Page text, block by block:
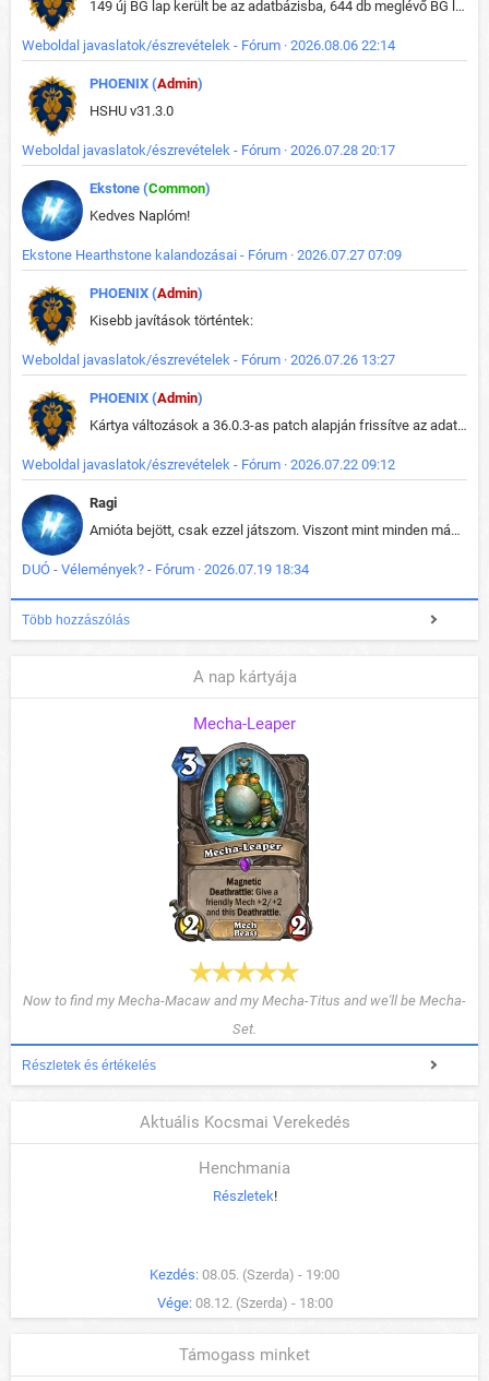
149 új BG lap került be az adatbázisba, 644 db meglévő BG lap módosult, bekerültek az új képek a megváltozott lapokhoz is.
Weboldal javaslatok/észrevételek - Fórum · 2026.08.06 22:14
PHOENIX (Admin)
HSHU v31.3.0
Weboldal javaslatok/észrevételek - Fórum · 2026.07.28 20:17
Ekstone (Common)
Kedves Naplóm!
Ekstone Hearthstone kalandozásai - Fórum · 2026.07.27 07:09
PHOENIX (Admin)
Kisebb javítások történtek:
Weboldal javaslatok/észrevételek - Fórum · 2026.07.26 13:27
PHOENIX (Admin)
Kártya változások a 36.0.3-as patch alapján frissítve az adatbázisban (képek is cserélve).
Weboldal javaslatok/észrevételek - Fórum · 2026.07.22 09:12
Ragi
Amióta bejött, csak ezzel játszom. Viszont mint minden más - akár az alapjáték is, ez is baromira összetett lett. Néha már pár kör után is esélytelen az egész. Vagy irreállisan túltápol valaki, vagy lelép a partner, vagy csak hülye mint a segg. És amikor eljönne az én időm, na akkor jön el mindenki másé is. Engem jobban érdekelne, hogy ki milyen ratingen szokott játszani. Na ez lenne egy érdekes adat.
DUÓ - Vélemények? - Fórum · 2026.07.19 18:34
Több hozzászólás
A nap kártyája
Mecha-Leaper
Now to find my Mecha-Macaw and my Mecha-Titus and we'll be Mecha-
Set.
Részletek és értékelés
Aktuális Kocsmai Verekedés
Henchmania
Részletek!
Kezdés: 08.05. (Szerda) - 19:00
Vége: 08.12. (Szerda) - 18:00
Támogass minket